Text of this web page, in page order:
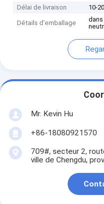
Délai de livraison 10-
Détails d'emballage
Mr. Kevin Hu
+86-18080921570
709#, secteur 2,
ville de Chengdu,